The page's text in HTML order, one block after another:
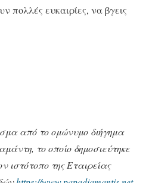
πολλές ευκαιρίες, να βγεις
από το ομώνυμο διήγημα
το οποίο δημοσιεύτηκε
ιστότοπο της Εταιρείας